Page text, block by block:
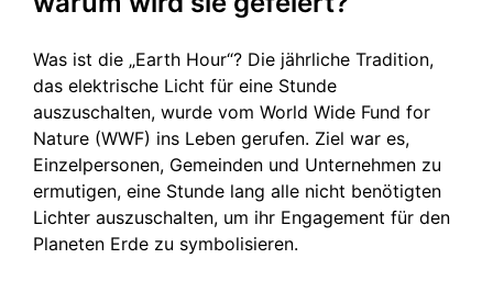
Was ist die „Earth Hour“? Die jährliche Tradition,
das elektrische Licht für eine Stunde
auszuschalten, wurde vom World Wide Fund for
Nature (WWF) ins Leben gerufen. Ziel war es,
Einzelpersonen, Gemeinden und Unternehmen zu
ermutigen, eine Stunde lang alle nicht benötigten
Lichter auszuschalten, um ihr Engagement für den
Planeten Erde zu symbolisieren.